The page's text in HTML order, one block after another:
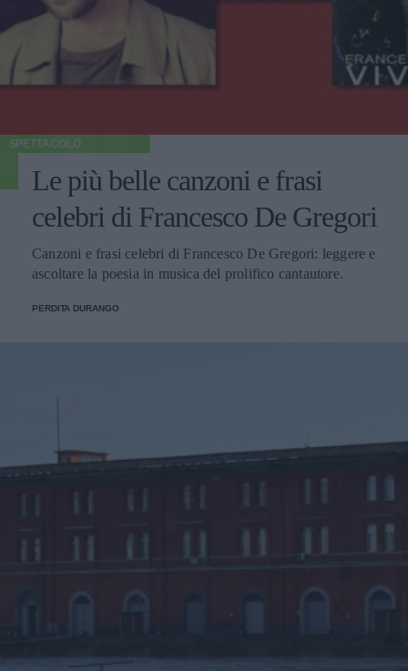
SPETTACOLO
Le più belle canzoni e frasi
celebri di Francesco De Gregori
Canzoni e frasi celebri di Francesco De Gregori: leggere e
ascoltare la poesia in musica del prolifico cantautore.
PERDITA DURANGO